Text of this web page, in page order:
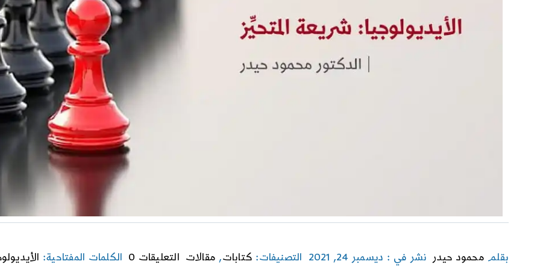
بقلم محمود حيدر نشر في : ديسمبر 24, 2021 التصنيفات: كتابات, مقالات التعليقات 0
onالكلمات المفتاحية: